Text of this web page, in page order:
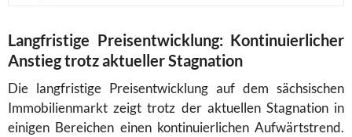
Langfristige Preisentwicklung: Kontinuierlicher
Anstieg trotz aktueller Stagnation
Die langfristige Preisentwicklung auf dem sächsischen
Immobilienmarkt zeigt trotz der aktuellen Stagnation in
einigen Bereichen einen kontinuierlichen Aufwärtstrend.